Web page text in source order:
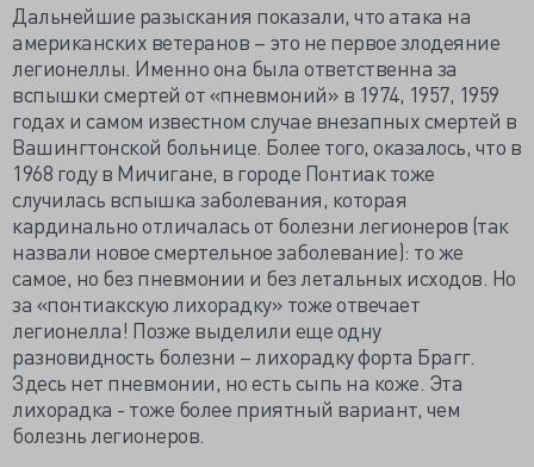
Дальнейшие разыскания показали, что атака на
американских ветеранов – это не первое злодеяние
легионеллы. Именно она была ответственна за
вспышки смертей от «пневмоний» в 1974, 1957, 1959
годах и самом известном случае внезапных смертей в
Вашингтонской больнице. Более того, оказалось, что в
1968 году в Мичигане, в городе Понтиак тоже
случилась вспышка заболевания, которая
кардинально отличалась от болезни легионеров (так
назвали новое смертельное заболевание): то же
самое, но без пневмонии и без летальных исходов. Но
за «понтиакскую лихорадку» тоже отвечает
легионелла! Позже выделили еще одну
разновидность болезни – лихорадку форта Брагг.
Здесь нет пневмонии, но есть сыпь на коже. Эта
лихорадка - тоже более приятный вариант, чем
болезнь легионеров.